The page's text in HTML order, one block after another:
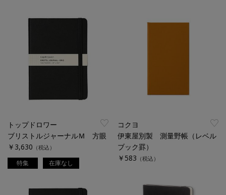
トップドロワー
ブリストルジャーナルＭ 方眼
￥3,630 （税込）
特集 在庫なし
コクヨ
伊東屋別製 測量野帳（レベル
ブック罫）
￥583 （税込）